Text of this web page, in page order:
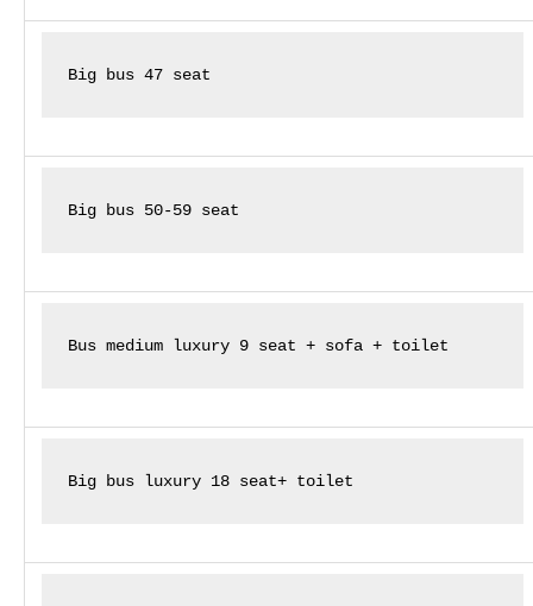
Big bus 47 seat
Big bus 50-59 seat
Bus medium luxury 9 seat + sofa + toilet
Big bus luxury 18 seat+ toilet